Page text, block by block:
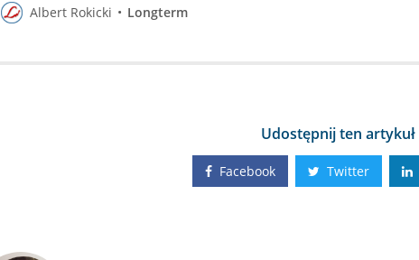
Dzięki IKE nie płaci się podatku Belki jeśli nie wypłaci się zysków przed
osiągnięciem 60 roku życia (…
Albert Rokicki Longterm
Udostępnij ten artykuł
Facebook Twitter